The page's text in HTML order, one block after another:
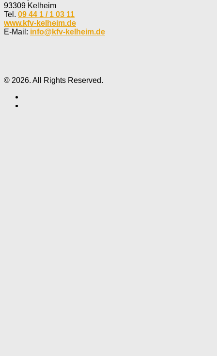
93309 Kelheim
Tel. 09 44 1 / 1 03 11
www.kfv-kelheim.de
E-Mail: info@kfv-kelheim.de
© 2026. All Rights Reserved.